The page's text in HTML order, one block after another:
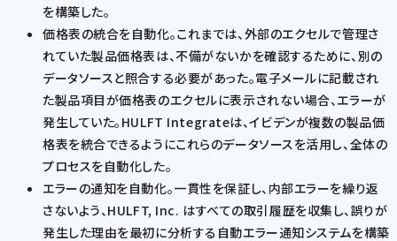
を構築した。
価格表の統合を自動化。これまでは、外部のエクセルで管理さ
れていた製品価格表は、不備がないかを確認するために、別の
データソースと照合する必要があった。電子メールに記載され
た製品項目が価格表のエクセルに表示されない場合、エラーが
発生していた。HULFT Integrateは、イビデンが複数の製品価
格表を統合できるようにこれらのデータソースを活用し、全体の
プロセスを自動化した。
エラーの通知を自動化。一貫性を保証し、内部エラーを繰り返
さないよう、HULFT, Inc. はすべての取引履歴を収集し、誤りが
発生した理由を最初に分析する自動エラー通知システムを構築